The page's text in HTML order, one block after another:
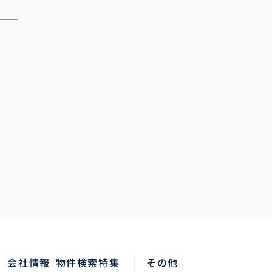
会社情報 物件検索特集 その他